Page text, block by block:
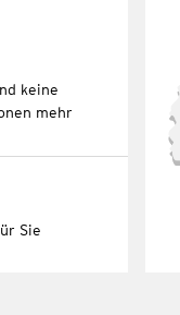
keine
mehr
Sie